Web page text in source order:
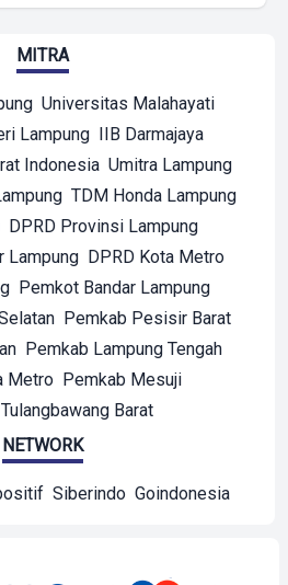
MITRA
Universitas Malahayati
Lampung
IIB Darmajaya
Indonesia Umitra Lampung
TDM Honda Lampung
DPRD Provinsi Lampung
Lampung DPRD Kota Metro
Pemkot Bandar Lampung
Pemkab Pesisir Barat
Pemkab Lampung Tengah
Metro Pemkab Mesuji
Barat
NETWORK
Siberindo Goindonesia